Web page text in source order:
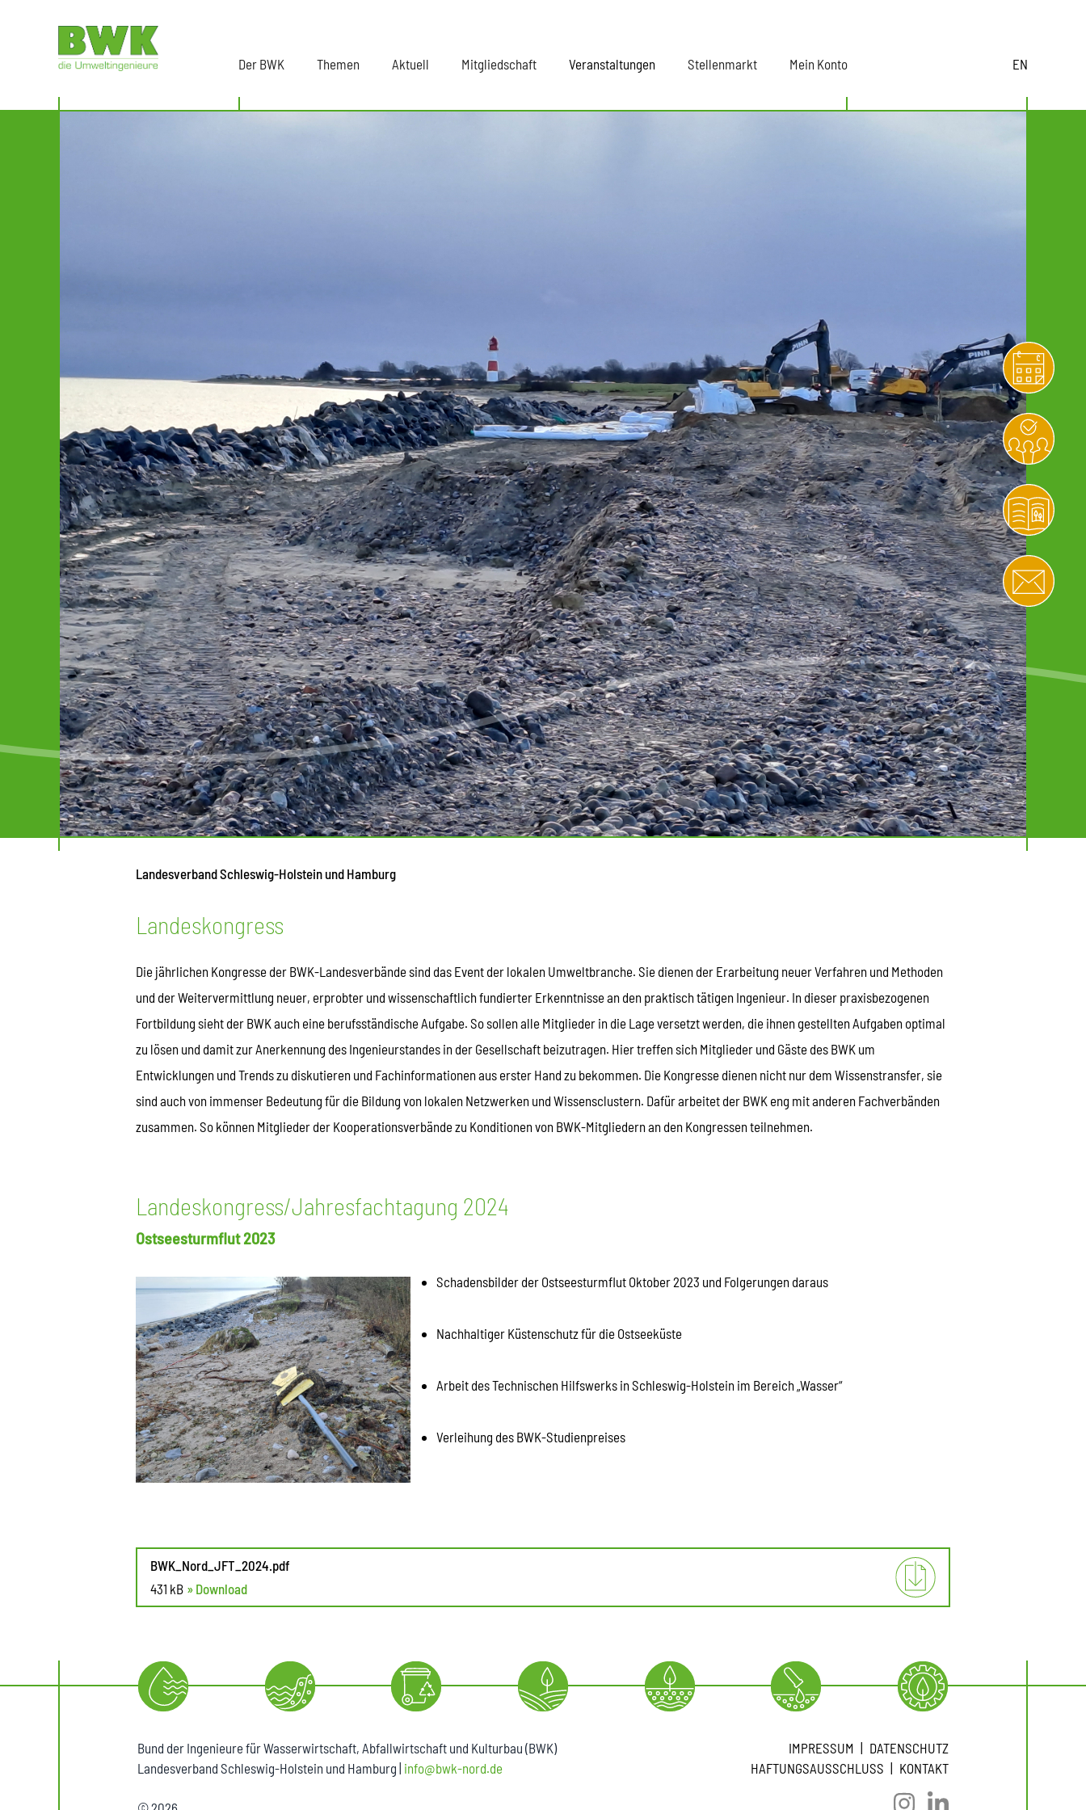
Der BWK Themen Aktuell Mitgliedschaft Veranstaltungen Stellenmarkt Mein Konto EN
Landesverband Schleswig-Holstein und Hamburg
Landeskongress
Die jährlichen Kongresse der BWK-Landesverbände sind das Event der lokalen Umweltbranche. Sie dienen der Erarbeitung neuer Verfahren und Methoden
und der Weitervermittlung neuer, erprobter und wissenschaftlich fundierter Erkenntnisse an den praktisch tätigen Ingenieur. In dieser praxisbezogenen
Fortbildung sieht der BWK auch eine berufsständische Aufgabe. So sollen alle Mitglieder in die Lage versetzt werden, die ihnen gestellten Aufgaben optimal
zu lösen und damit zur Anerkennung des Ingenieurstandes in der Gesellschaft beizutragen. Hier treffen sich Mitglieder und Gäste des BWK um
Entwicklungen und Trends zu diskutieren und Fachinformationen aus erster Hand zu bekommen. Die Kongresse dienen nicht nur dem Wissenstransfer, sie
sind auch von immenser Bedeutung für die Bildung von lokalen Netzwerken und Wissensclustern. Dafür arbeitet der BWK eng mit anderen Fachverbänden
zusammen. So können Mitglieder der Kooperationsverbände zu Konditionen von BWK-Mitgliedern an den Kongressen teilnehmen.
Landeskongress/Jahresfachtagung 2024
Ostseesturmflut 2023
Schadensbilder der Ostseesturmflut Oktober 2023 und Folgerungen daraus
Nachhaltiger Küstenschutz für die Ostseeküste
Arbeit des Technischen Hilfswerks in Schleswig-Holstein im Bereich „Wasser“
Verleihung des BWK-Studienpreises
BWK_Nord_JFT_2024.pdf
431 kB » Download
Bund der Ingenieure für Wasserwirtschaft, Abfallwirtschaft und Kulturbau (BWK)
Landesverband Schleswig-Holstein und Hamburg | info@bwk-nord.de
IMPRESSUM
DATENSCHUTZ
HAFTUNGSAUSSCHLUSS
KONTAKT